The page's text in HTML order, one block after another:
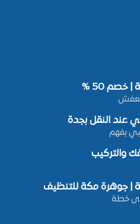
50 %
عند النقل بجدة
بفهم
والتركيب
| جوهرة مكة للتنظيف
خطة